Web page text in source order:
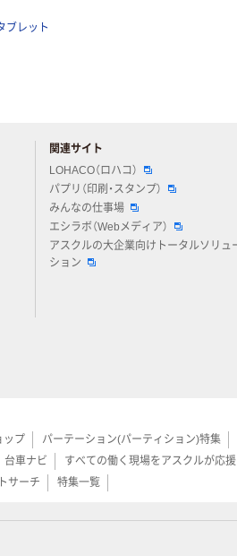
ブレット
関連サイト
LOHACO（ロハコ）
パプリ（印刷・スタンプ）
みんなの仕事場
エシラボ（Webメディア）
アスクルの大企業向けトータルソリュ
ション
ップ パーテーション(パーティション)特集
台車ナビ すべての働く現場をアスクルが応援
サーチ 特集一覧